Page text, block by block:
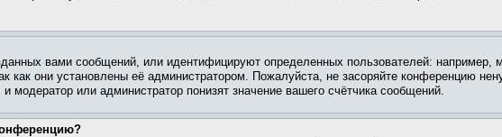
вами сообщений, или идентифицируют определенных пользователей: например,
как они установлены её администратором. Пожалуйста, не засоряйте конференцию
или администратор понизят значение вашего счётчика сообщений.